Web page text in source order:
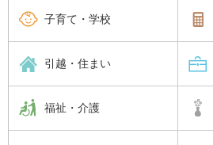
子育て・学校
引越・住まい
福祉・介護